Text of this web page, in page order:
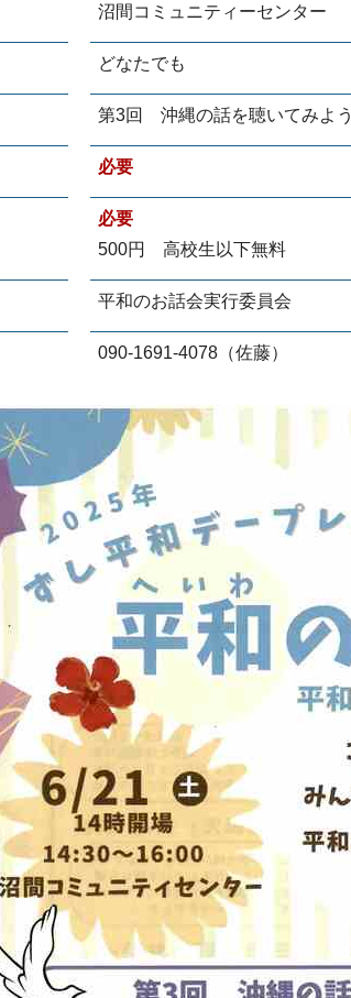
沼間コミュニティーセンター
どなたでも
第3回 沖縄の話を聴いてみよう
必要
必要
500円 高校生以下無料
平和のお話会実行委員会
090-1691‐4078（佐藤）